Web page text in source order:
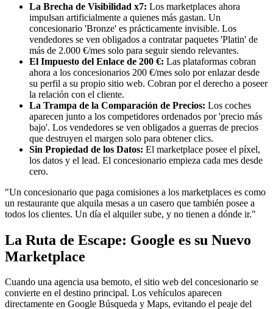
La Brecha de Visibilidad x7: Los marketplaces ahora
impulsan artificialmente a quienes más gastan. Un
concesionario 'Bronze' es prácticamente invisible. Los
vendedores se ven obligados a contratar paquetes 'Platin' de
más de 2.000 €/mes solo para seguir siendo relevantes.
El Impuesto del Enlace de 200 €: Las plataformas cobran
ahora a los concesionarios 200 €/mes solo por enlazar desde
su perfil a su propio sitio web. Cobran por el derecho a poseer
la relación con el cliente.
La Trampa de la Comparación de Precios: Los coches
aparecen junto a los competidores ordenados por 'precio más
bajo'. Los vendedores se ven obligados a guerras de precios
que destruyen el margen solo para obtener clics.
Sin Propiedad de los Datos: El marketplace posee el píxel,
los datos y el lead. El concesionario empieza cada mes desde
cero.
"Un concesionario que paga comisiones a los marketplaces es como
un restaurante que alquila mesas a un casero que también posee a
todos los clientes. Un día el alquiler sube, y no tienen a dónde ir."
La Ruta de Escape: Google es su Nuevo
Marketplace
Cuando una agencia usa bemoto, el sitio web del concesionario se
convierte en el destino principal. Los vehículos aparecen
directamente en Google Búsqueda y Maps, evitando el peaje del